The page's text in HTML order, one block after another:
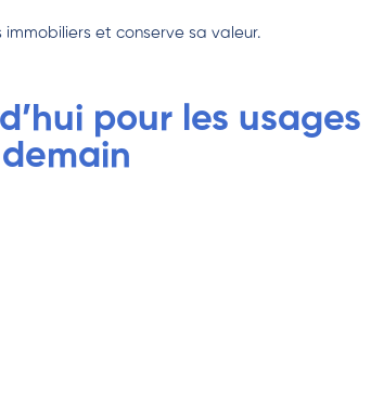
et conserve sa valeur.
pour les usages
demain